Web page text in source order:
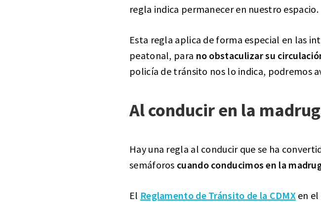
regla indica permanecer en nuestro espacio.
Esta regla aplica de forma especial en las
peatonal, para no obstaculizar su
policía de tránsito nos lo indica, podremos
Al conducir en la
Hay una regla al conducir que se ha
semáforos cuando conducimos en la
El Reglamento de Tránsito de la CDMXen el